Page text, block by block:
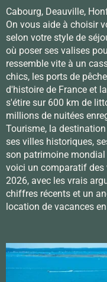
Cabourg, Deauville,
On vous aide à choisir
selon votre style de
où poser ses valises
ressemble vite à un
chics, les ports de
d'histoire de France et
s'étire sur 600 km de
millions de nuitées
Tourisme, la
ses villes historiques,
son patrimoine mondial
voici un comparatif des
2026, avec les vrais
chiffres récents et un
location de vacances